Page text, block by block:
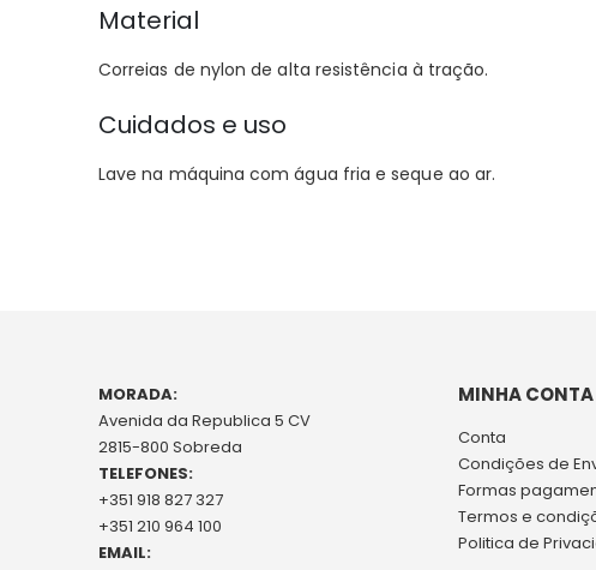
Material
Correias de nylon de alta resistência à tração.
Cuidados e uso
Lave na máquina com água fria e seque ao ar.
MORADA:
Avenida da Republica 5 CV
2815-800 Sobreda
TELEFONES:
+351 918 827 327
+351 210 964 100
EMAIL:
MINHA CONTA
Conta
Condições de
Formas
Termos e
Politica de